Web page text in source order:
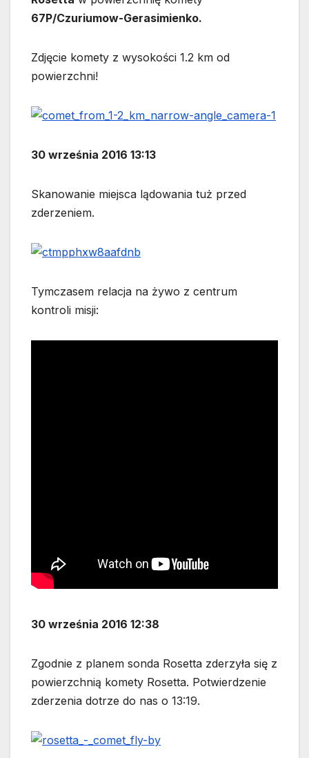
67P/Czuriumow-Gerasimienko.
Zdjęcie komety z wysokości 1.2 km od
powierzchni!
30 września 2016 13:13
Skanowanie miejsca lądowania tuż przed
zderzeniem.
Tymczasem relacja na żywo z centrum
kontroli misji:
30 września 2016 12:38
Zgodnie z planem sonda Rosetta zderzyła się z
powierzchnią komety Rosetta. Potwierdzenie
zderzenia dotrze do nas o 13:19.